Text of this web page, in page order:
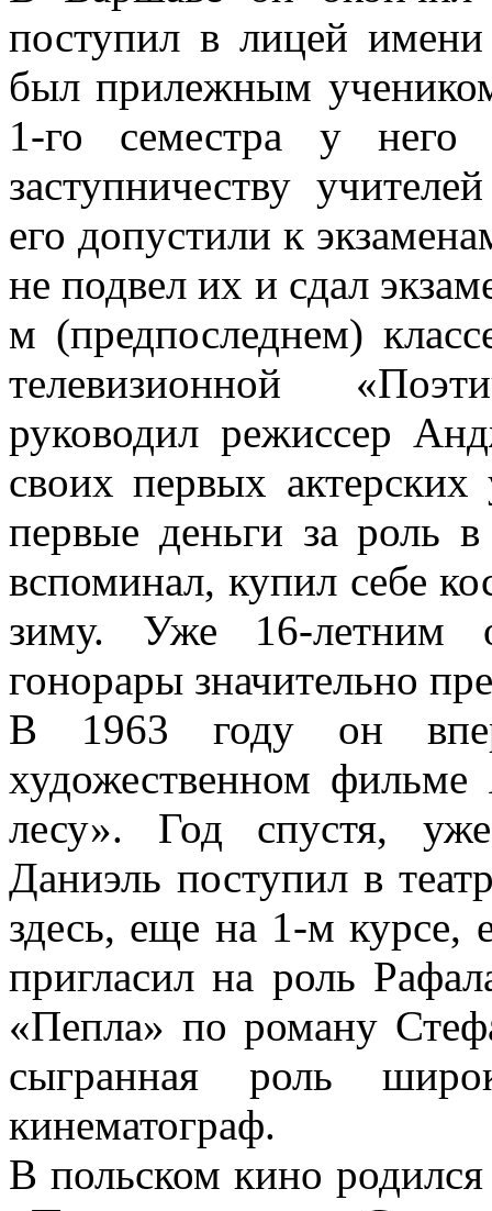
поступил в лицей
был прилежным
1-го семестра у
заступничеству
его допустили к
не подвел их и сдал
м (предпоследнем)
телевизионной
руководил режиссер
своих первых
первые деньги за роль
вспоминал, купил себе
зиму. Уже 16-летним
гонорары значительно
В 1963 году он
художественном
лесу». Год спустя,
Даниэль поступил в
здесь, еще на 1-м
пригласил на роль
«Пепла» по роману
сыгранная роль
кинематограф.
В польском кино